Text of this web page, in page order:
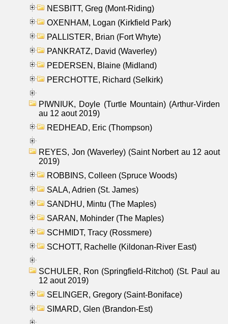
NESBITT, Greg (Mont-Riding)
OXENHAM, Logan (Kirkfield Park)
PALLISTER, Brian (Fort Whyte)
PANKRATZ, David (Waverley)
PEDERSEN, Blaine (Midland)
PERCHOTTE, Richard (Selkirk)
PIWNIUK, Doyle (Turtle Mountain) (Arthur-Virden
au 12 aout 2019)
REDHEAD, Eric (Thompson)
REYES, Jon (Waverley) (Saint Norbert au 12 aout
2019)
ROBBINS, Colleen (Spruce Woods)
SALA, Adrien (St. James)
SANDHU, Mintu (The Maples)
SARAN, Mohinder (The Maples)
SCHMIDT, Tracy (Rossmere)
SCHOTT, Rachelle (Kildonan-River East)
SCHULER, Ron (Springfield-Ritchot) (St. Paul au
12 aout 2019)
SELINGER, Gregory (Saint-Boniface)
SIMARD, Glen (Brandon-Est)